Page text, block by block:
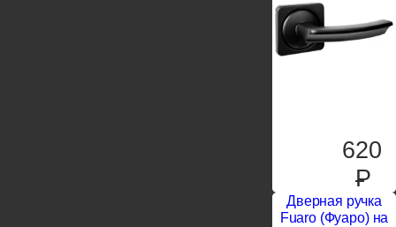
620
P
Дверная ручка
Fuaro (Фуаро) на